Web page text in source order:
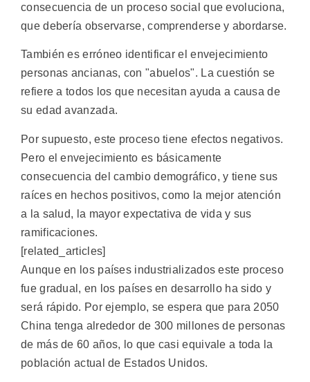
consecuencia de un proceso social que evoluciona,
que debería observarse, comprenderse y abordarse.
También es erróneo identificar el envejecimiento
personas ancianas, con "abuelos". La cuestión se
refiere a todos los que necesitan ayuda a causa de
su edad avanzada.
Por supuesto, este proceso tiene efectos negativos.
Pero el envejecimiento es básicamente
consecuencia del cambio demográfico, y tiene sus
raíces en hechos positivos, como la mejor atención
a la salud, la mayor expectativa de vida y sus
ramificaciones.
[related_articles]
Aunque en los países industrializados este proceso
fue gradual, en los países en desarrollo ha sido y
será rápido. Por ejemplo, se espera que para 2050
China tenga alrededor de 300 millones de personas
de más de 60 años, lo que casi equivale a toda la
población actual de Estados Unidos.